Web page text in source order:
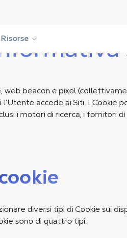
Risorse
web beacon e pixel
l’Utente accede ai Siti. I Cookie
i motori di ricerca, i fornitori
diversi tipi di Cookie sui
sono di quattro tipi: